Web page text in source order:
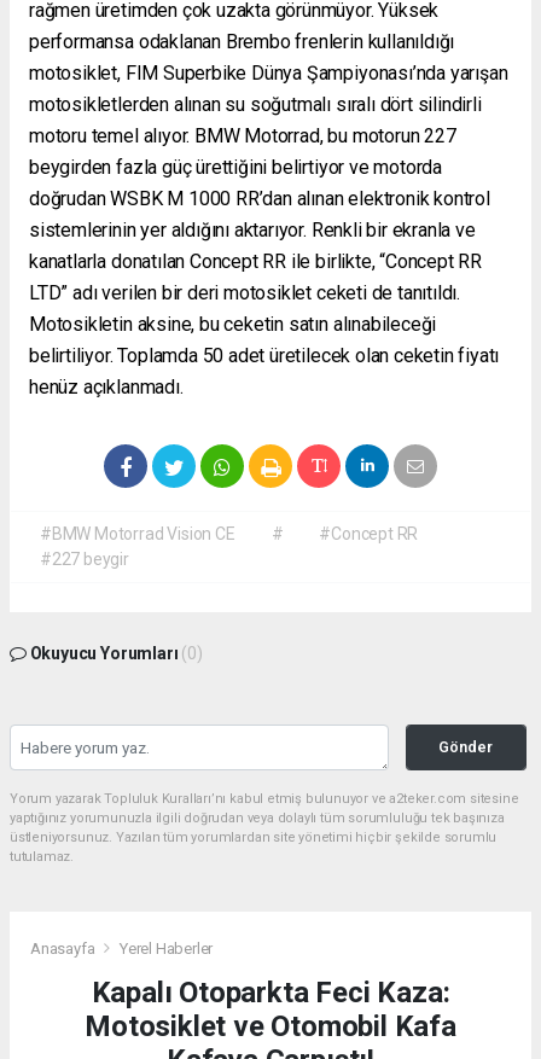
rağmen üretimden çok uzakta görünmüyor. Yüksek
performansa odaklanan Brembo frenlerin kullanıldığı
motosiklet, FIM Superbike Dünya Şampiyonası’nda yarışan
motosikletlerden alınan su soğutmalı sıralı dört silindirli
motoru temel alıyor. BMW Motorrad, bu motorun 227
beygirden fazla güç ürettiğini belirtiyor ve motorda
doğrudan WSBK M 1000 RR’dan alınan elektronik kontrol
sistemlerinin yer aldığını aktarıyor. Renkli bir ekranla ve
kanatlarla donatılan Concept RR ile birlikte, “Concept RR
LTD” adı verilen bir deri motosiklet ceketi de tanıtıldı.
Motosikletin aksine, bu ceketin satın alınabileceği
belirtiliyor. Toplamda 50 adet üretilecek olan ceketin fiyatı
henüz açıklanmadı.
#BMW Motorrad Vision CE #
#Concept RR
#227 beygir
Okuyucu Yorumları (0)
Gönder
Yorum yazarak Topluluk Kuralları’nı kabul etmiş bulunuyor ve a2teker.com sitesine
yaptığınız yorumunuzla ilgili doğrudan veya dolaylı tüm sorumluluğu tek başınıza
üstleniyorsunuz. Yazılan tüm yorumlardan site yönetimi hiçbir şekilde sorumlu
tutulamaz.
Anasayfa Yerel Haberler
Kapalı Otoparkta Feci Kaza:
Motosiklet ve Otomobil Kafa